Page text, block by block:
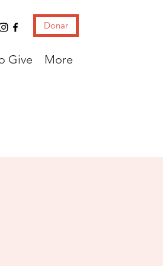
Donar
Give More